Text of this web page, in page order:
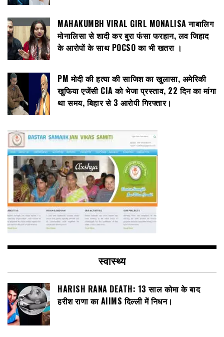
MAHAKUMBH VIRAL GIRL MONALISA नाबालिग
मोनालिसा से शादी कर बुरा फंसा फरहान, लव जिहाद
के आरोपों के साथ POCSO का भी खतरा ।
PM मोदी की हत्या की साजिश का खुलासा, अमेरिकी
खुफिया एजेंसी CIA को भेजा प्रस्ताव, 22 दिन का मांगा
था समय, बिहार से 3 आरोपी गिरफ्तार।
स्वास्थ्य
HARISH RANA DEATH: 13 साल कोमा के बाद
हरीश राणा का AIIMS दिल्ली में निधन।